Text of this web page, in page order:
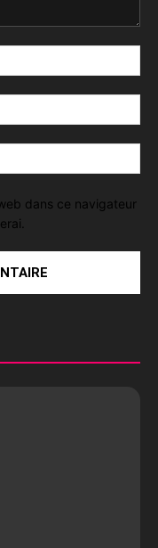
dans ce navigateur